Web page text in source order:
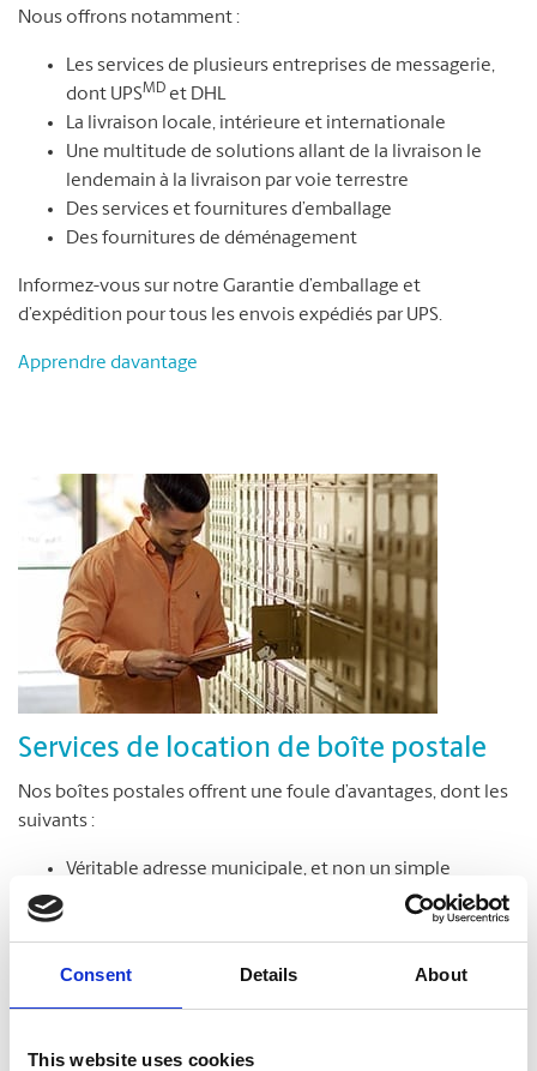
Consent Details About
This website uses cookies
Nous offrons notamment :
Les services de plusieurs entreprises de messagerie,
dont UPSMD et DHL
La livraison locale, intérieure et internationale
Une multitude de solutions allant de la livraison le
lendemain à la livraison par voie terrestre
Des services et fournitures d’emballage
Des fournitures de déménagement
Informez-vous sur notre Garantie d’emballage et
d’expédition pour tous les envois expédiés par UPS.
Apprendre davantage
Services de location de boîte postale
Nos boîtes postales offrent une foule d’avantages, dont les
suivants :
Véritable adresse municipale, et non un simple
Réception de colis livrés par toutes les entreprises de
Accès sécuritaire à votre boîte postale en tout temps,
jour et nuit*